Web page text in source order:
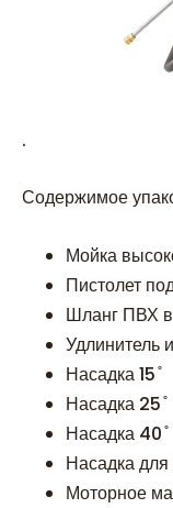
.
Содержимое
Мойка
Пистолет
Шланг ПВХ
Удлинитель
Насадка 15 ̊
Насадка 25 ̊
Насадка 40 ̊
Насадка
Моторное